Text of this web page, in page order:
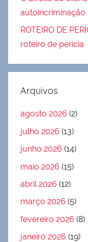
autoincriminação
ROTEIRO DE
roteiro de perícia
Arquivos
agosto 2026 (2)
julho 2026 (13)
junho 2026 (14)
maio 2026 (15)
abril 2026 (12)
março 2026 (5)
fevereiro 2026 (8)
janeiro 2026 (19)